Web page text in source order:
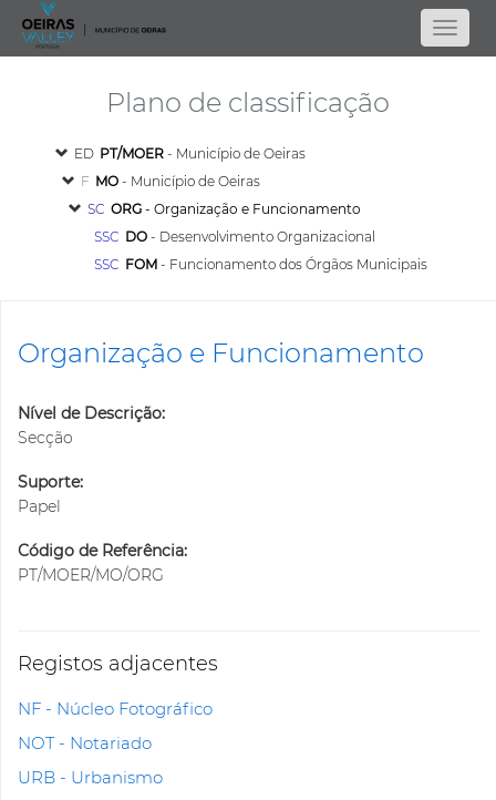
Plano de classificação
ED PT/MOER - Município de Oeiras
F MO - Município de Oeiras
SC ORG - Organização e Funcionamento
SSC DO - Desenvolvimento Organizacional
SSC FOM - Funcionamento dos Órgãos Municipais
Organização e Funcionamento
Nível de Descrição:
Secção
Suporte:
Papel
Código de Referência:
PT/MOER/MO/ORG
Registos adjacentes
NF - Núcleo Fotográfico
NOT - Notariado
URB - Urbanismo